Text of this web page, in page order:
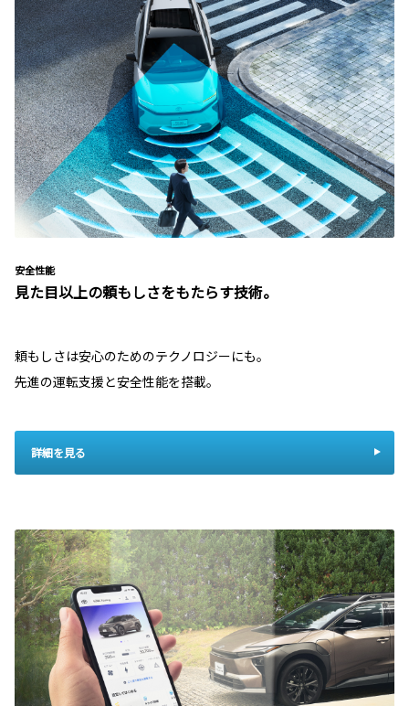
安全性能
見た目以上の頼もしさをもたらす技術。
頼もしさは安心のためのテクノロジーにも。
先進の運転支援と安全性能を搭載。
詳細を見る